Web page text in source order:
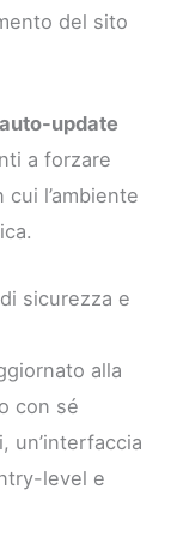
del sito
auto-update
a forzare
cui l’ambiente
sicurezza e
alla
con sé
un’interfaccia
level e